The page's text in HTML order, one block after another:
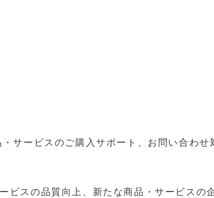
サービスのご購⼊サポート、お問い合わせ
ビスの品質向上、新たな商品・サービスの